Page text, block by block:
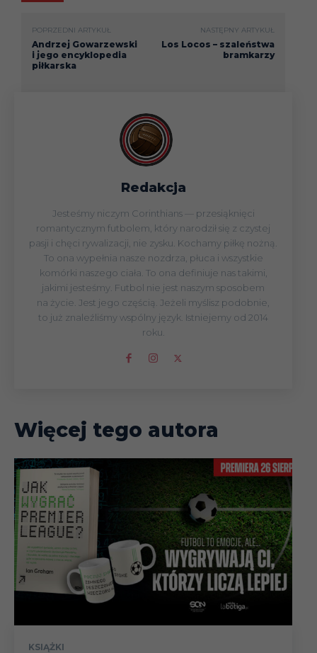
POPRZEDNI ARTYKUŁ
Andrzej Gowarzewski
i jego encyklopedia
piłkarska
NASTĘPNY ARTYKUŁ
Los Locos – szaleństwa
bramkarzy
Redakcja
Jesteśmy niczym Corinthians — przesiąknięci
romantycznym futbolem, który narodził się z czystej
pasji i chęci rywalizacji, nie zysku. Kochamy piłkę nożną.
To ona wypełnia nasze nozdrza, płuca i wszystkie
komórki naszego ciała. To ona definiuje nas takimi,
jakimi jesteśmy. Futbol nie jest naszym sposobem
na życie. Jest jego częścią. Jeżeli myślisz podobnie,
to już znaleźliśmy wspólny język. Istniejemy od 2014
roku.
Więcej tego autora
KSIĄŻKI